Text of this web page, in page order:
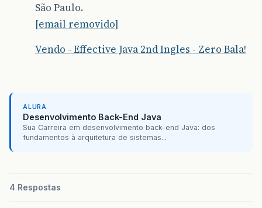
São Paulo.
[email removido]
Vendo - Effective Java 2nd Ingles - Zero Bala!
ALURA
Desenvolvimento Back-End Java
Sua Carreira em desenvolvimento back-end Java: dos
fundamentos à arquitetura de sistemas...
4 Respostas